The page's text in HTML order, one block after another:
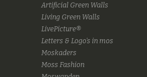
Artificial Green Walls
Living Green Walls
LivePicture®
Letters & Logo's in mos
Moskaders
Moss Fashion